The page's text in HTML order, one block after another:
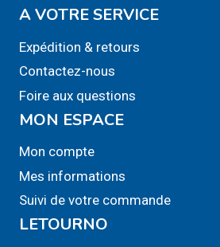
A VOTRE SERVICE
Expédition & retours
Contactez-nous
Foire aux questions
MON ESPACE
Mon compte
Mes informations
Suivi de votre commande
LETOURNO